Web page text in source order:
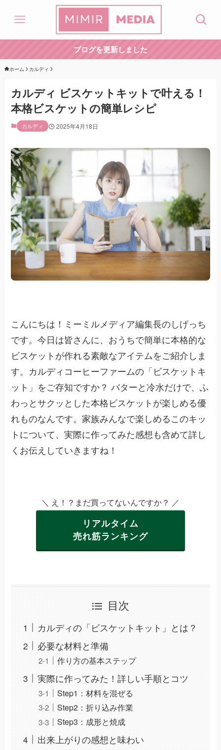
ブログを更新しました
ホーム カルディ
カルディ ビスケットキットで叶える！
本格ビスケットの簡単レシピ
カルディ 2025年4月18日
こんにちは！ミーミルメディア編集長のしげっち
です。今日は皆さんに、おうちで簡単に本格的な
ビスケットが作れる素敵なアイテムをご紹介しま
す。カルディコーヒーファームの「ビスケットキ
ット」をご存知ですか？ バターと冷水だけで、ふ
わっとサクッとした本格ビスケットが楽しめる優
れものなんです。家族みんなで楽しめるこのキッ
トについて、実際に作ってみた感想も含めて詳し
くお伝えしていきますね！
＼ え！？まだ買ってないんですか？ ／
リアルタイム
売れ筋ランキング
目次
カルディの「ビスケットキット」とは？
必要な材料と準備
作り方の基本ステップ
実際に作ってみた！詳しい手順とコツ
Step1：材料を混ぜる
Step2：折り込み作業
Step3：成形と焼成
出来上がりの感想と味わい